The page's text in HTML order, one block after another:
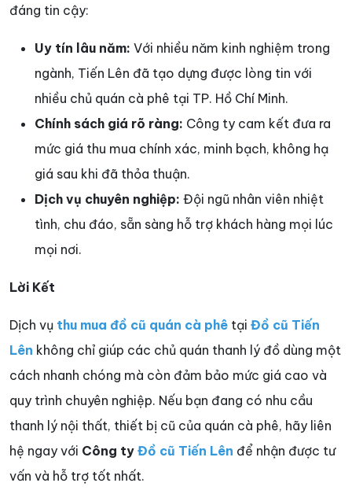
đáng tin cậy:
Uy tín lâu năm: Với nhiều năm kinh nghiệm trong
ngành, Tiến Lên đã tạo dựng được lòng tin với
nhiều chủ quán cà phê tại TP. Hồ Chí Minh.
Chính sách giá rõ ràng: Công ty cam kết đưa ra
mức giá thu mua chính xác, minh bạch, không hạ
giá sau khi đã thỏa thuận.
Dịch vụ chuyên nghiệp: Đội ngũ nhân viên nhiệt
tình, chu đáo, sẵn sàng hỗ trợ khách hàng mọi lúc
mọi nơi.
Lời Kết
Dịch vụ thu mua đồ cũ quán cà phê tại Đồ cũ Tiến
Lên không chỉ giúp các chủ quán thanh lý đồ dùng một
cách nhanh chóng mà còn đảm bảo mức giá cao và
quy trình chuyên nghiệp. Nếu bạn đang có nhu cầu
thanh lý nội thất, thiết bị cũ của quán cà phê, hãy liên
hệ ngay với Công ty Đồ cũ Tiến Lên để nhận được tư
vấn và hỗ trợ tốt nhất.